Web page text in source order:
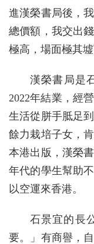
進漢榮書局後，
總價額，我交出
極高，場面極其
漢榮書局是
2022年結業，經
生活從胼手胝足
餘力栽培子女，
本港出版，漢榮
年代的學生幫助
以空運來香港。
石景宜的長
要。」有商譽，